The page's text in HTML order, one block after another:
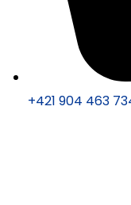
+421 904 463